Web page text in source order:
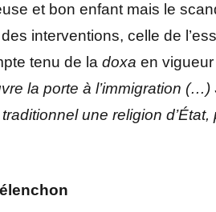
et bon enfant mais le
des interventions, celle de
tenu de la doxa en vigueur
la porte à l’immigration
une religion